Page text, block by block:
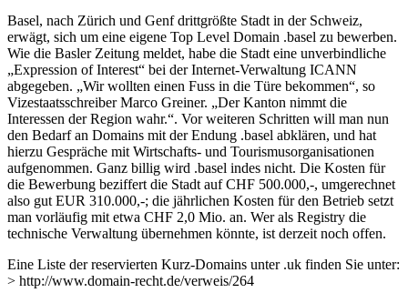
Basel, nach Zürich und Genf drittgrößte Stadt in der Schweiz,
erwägt, sich um eine eigene Top Level Domain .basel zu bewerben.
Wie die Basler Zeitung meldet, habe die Stadt eine unverbindliche
„Expression of Interest“ bei der Internet-Verwaltung ICANN
abgegeben. „Wir wollten einen Fuss in die Türe bekommen“, so
Vizestaatsschreiber Marco Greiner. „Der Kanton nimmt die
Interessen der Region wahr.“. Vor weiteren Schritten will man nun
den Bedarf an Domains mit der Endung .basel abklären, und hat
hierzu Gespräche mit Wirtschafts- und Tourismusorganisationen
aufgenommen. Ganz billig wird .basel indes nicht. Die Kosten für
die Bewerbung beziffert die Stadt auf CHF 500.000,-, umgerechnet
also gut EUR 310.000,-; die jährlichen Kosten für den Betrieb setzt
man vorläufig mit etwa CHF 2,0 Mio. an. Wer als Registry die
technische Verwaltung übernehmen könnte, ist derzeit noch offen.
Eine Liste der reservierten Kurz-Domains unter .uk finden Sie unter:
> http://www.domain-recht.de/verweis/264